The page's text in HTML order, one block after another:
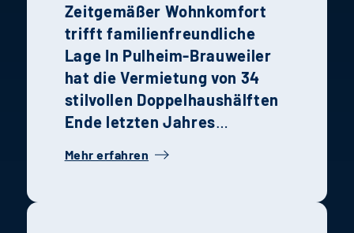
Zeitgemäßer Wohnkomfort
trifft familienfreundliche
Lage In Pulheim-Brauweiler
hat die Vermietung von 34
stilvollen Doppelhaushälften
Ende letzten Jahres
aus moderner Architektur,
Mehr erfahren